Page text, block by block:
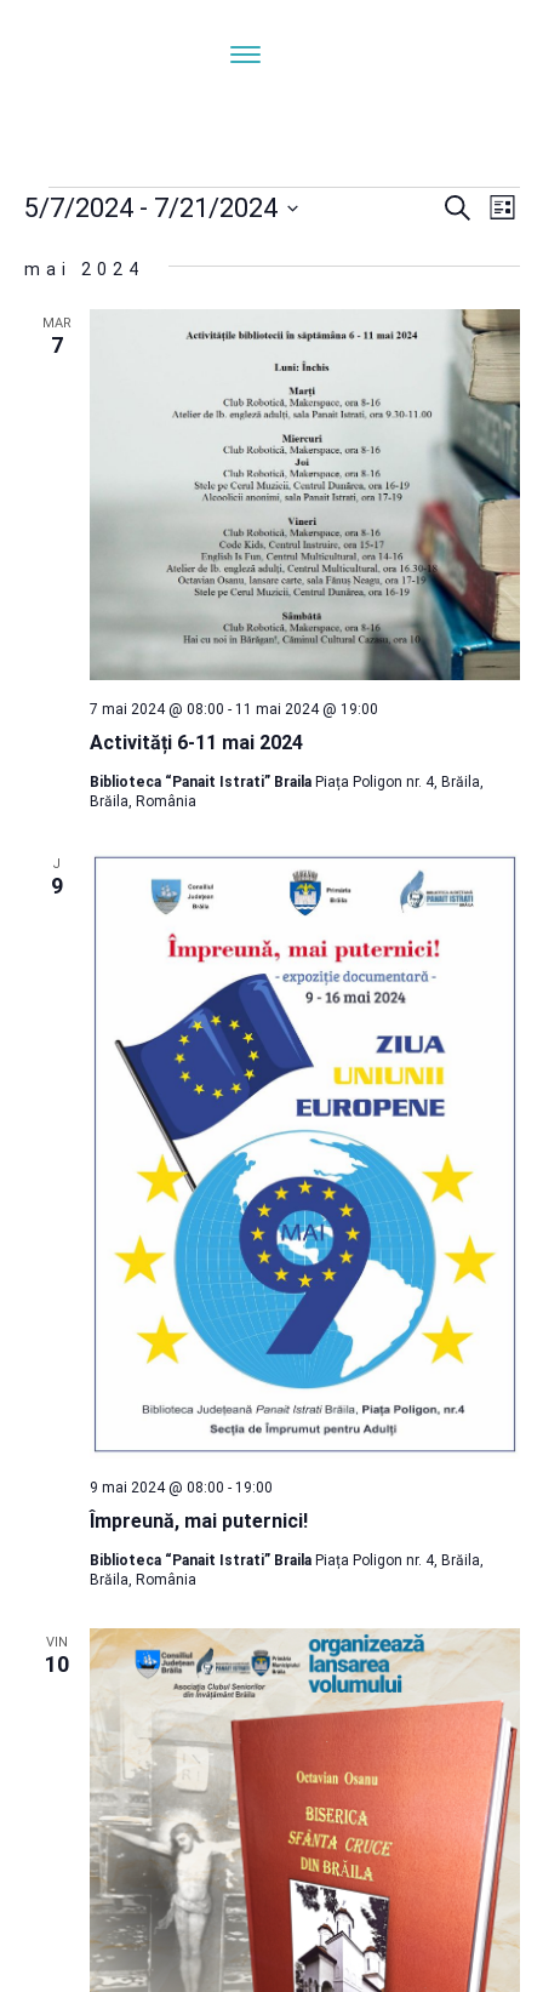
Evenimente
în
și
Caută
Listă
5/7/2024 - 7/21/2024
data.
mai 2024
MAR
7
Activități 6-11 mai 2024
7 mai 2024 @ 08:00 - 11 mai 2024 @ 19:00
Biblioteca “Panait Istrati” Braila Piața Poligon nr. 4, Brăila,
Brăila, România
J
9
Împreună, mai puternici!
9 mai 2024 @ 08:00 - 19:00
Biblioteca “Panait Istrati” Braila Piața Poligon nr. 4, Brăila,
Brăila, România
VIN
10